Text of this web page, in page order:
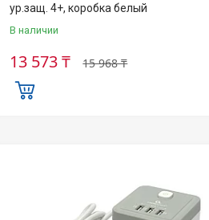
ур.защ. 4+, коробка белый
В наличии
15 968 ₸
13 573 ₸